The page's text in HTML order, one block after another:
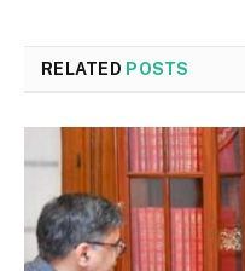
RELATED POSTS